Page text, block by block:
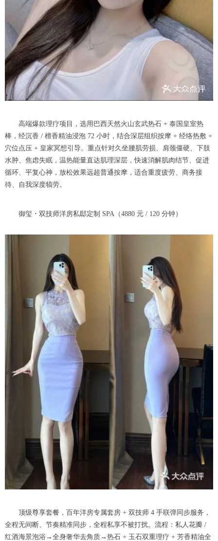
高端爆款理疗项目，选用巴西天然火山玄武热石 + 泰国皇室热
棒，经沉香 / 檀香精油浸泡 72 小时，结合深层组织按摩 + 经络热敷 +
穴位点压 + 皇家冥想引导。重点针对久坐腰肌劳损、肩颈僵硬、下肢
水肿、焦虑失眠，温热能量直达肌理深层，快速消解肌肉结节、促进
循环、平复心神，放松效果远超普通按摩，适合重度疲劳、商务接
待、自我深度犒劳。
御玺・双技师洋房私邸定制 SPA（4880 元 / 120 分钟）
顶级尊享套餐，百年洋房专属套房 + 双技师 4 手联弹同步服务，
全程无间断、节奏精准同步，全程私享不被打扰。流程：私人花瓣 /
红酒海景泡浴→全身奢华去角质→热石 + 玉石双重理疗 + 芳香精油全